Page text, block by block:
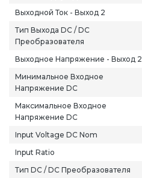
Выходной Ток - Выход 2
Тип Выхода DC / DC
Преобразователя
Выходное Напряжение - Выход 2
Минимальное Входное
Напряжение DC
Максимальное Входное
Напряжение DC
Input Voltage DC Nom
Input Ratio
Тип DC / DC Преобразователя
Липецк
Магадан
Магас
Магнитогорск
Махачкала